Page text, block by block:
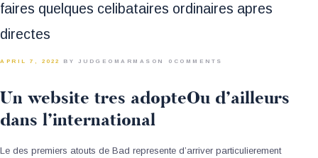
DONATE
faires quelques celibataires ordinaires apres
directes
APRIL 7, 2022 BY JUDGEOMARMASON 0 COMMENTS
Un website tres adopteOu d’ailleurs
dans l’international
Le des premiers atouts de Bad represente d’arriver particulierement